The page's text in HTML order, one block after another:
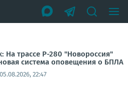
На трассе Р-280 "Новороссия"
система оповещения о БПЛА
05.08.2026, 22:47